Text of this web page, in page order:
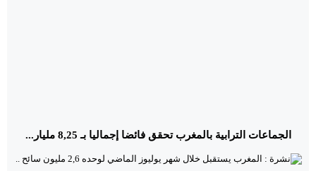
الجماعات الترابية بالمغرب تحقق فائضا إجماليا بـ 8,25 مليار...